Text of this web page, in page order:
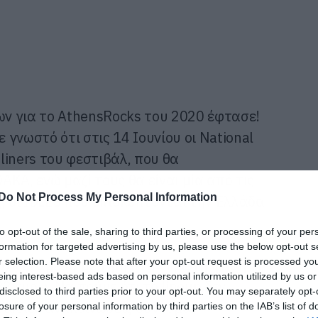
Do Not Process My Personal Information
opt-out of the sale, sharing to third parties, or processing of your
for targeted advertising by us, please use the below opt-out
selection. Please note that after your opt-out request is processed
interest-based ads based on personal information utilized by us
to third parties prior to your opt-out. You may separately
of your personal information by third parties on the IAB’s list of
για το AthensRocks του 2020 έφτασε!
ότι στις 14 Ιουνίου οι National
του φεστιβάλ, που θα
ενώ μαζί τους θα είναι μία από τις
IDLES που επισκέπτονται την Ελλάδα
άμεσα με τιμή στην πρώτη φάση τα
ευρώ. Να πούμε ότι το lineup δεν
άλλες ανακοινώσεις σύντομα.